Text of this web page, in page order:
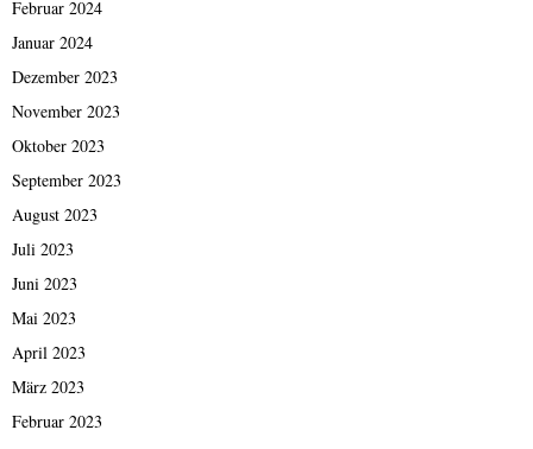
Februar 2024
Januar 2024
Dezember 2023
November 2023
Oktober 2023
September 2023
August 2023
Juli 2023
Juni 2023
Mai 2023
April 2023
März 2023
Februar 2023